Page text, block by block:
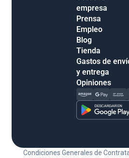
Prensa
Empleo
Blog
Tienda
Gastos de envío y
entrega
Opiniones
Derecho de desistimiento